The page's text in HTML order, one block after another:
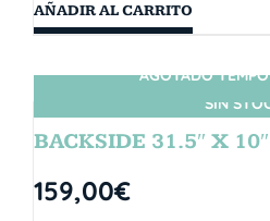
AÑADIR AL CARRITO
SIN
AGOTADO
BACKSIDE 31.5″ X 10″
159,00€